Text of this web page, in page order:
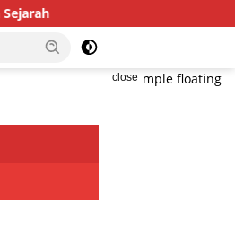
Kalimarau Siap Go Internasional,
close